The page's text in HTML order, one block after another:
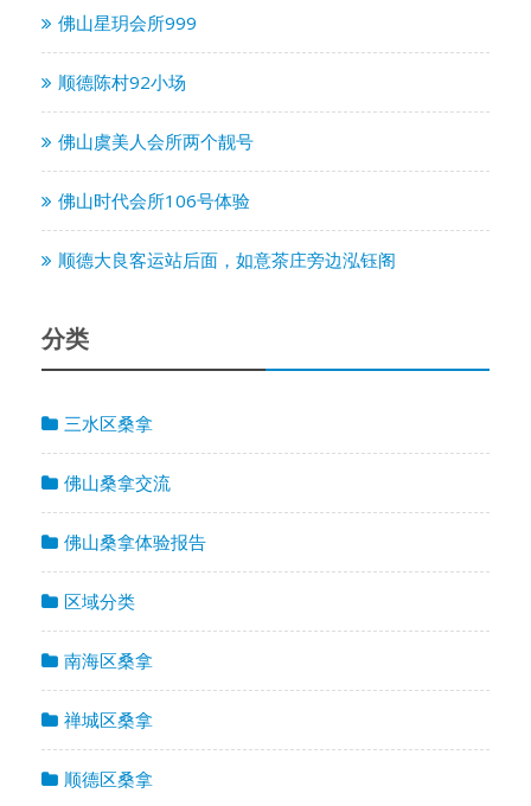
佛山星玥会所999
顺德陈村92小场
佛山虞美人会所两个靓号
佛山时代会所106号体验
顺德大良客运站后面，如意茶庄旁边泓钰阁
分类
三水区桑拿
佛山桑拿交流
佛山桑拿体验报告
区域分类
南海区桑拿
禅城区桑拿
顺德区桑拿